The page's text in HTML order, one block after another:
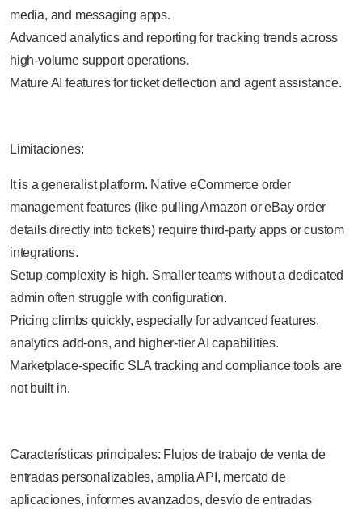
media, and messaging apps.
Advanced analytics and reporting for tracking trends across
high-volume support operations.
Mature AI features for ticket deflection and agent assistance.
Limitaciones:
It is a generalist platform. Native eCommerce order
management features (like pulling Amazon or eBay order
details directly into tickets) require third-party apps or custom
integrations.
Setup complexity is high. Smaller teams without a dedicated
admin often struggle with configuration.
Pricing climbs quickly, especially for advanced features,
analytics add-ons, and higher-tier AI capabilities.
Marketplace-specific SLA tracking and compliance tools are
not built in.
Características principales: Flujos de trabajo de venta de
entradas personalizables, amplia API, mercato de
aplicaciones, informes avanzados, desvío de entradas